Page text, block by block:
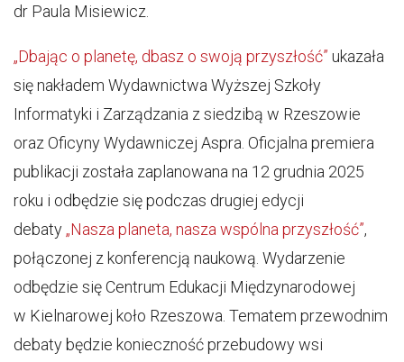
dr Paula Misiewicz.
„Dbając o planetę, dbasz o swoją przyszłość” ukazała
się nakładem Wydawnictwa Wyższej Szkoły
Informatyki i Zarządzania z siedzibą w Rzeszowie
oraz Oficyny Wydawniczej Aspra. Oficjalna premiera
publikacji została zaplanowana na 12 grudnia 2025
roku i odbędzie się podczas drugiej edycji
debaty„Nasza planeta, nasza wspólna przyszłość”,
połączonej z konferencją naukową. Wydarzenie
odbędzie się Centrum Edukacji Międzynarodowej
w Kielnarowej koło Rzeszowa. Tematem przewodnim
debaty będzie konieczność przebudowy wsi